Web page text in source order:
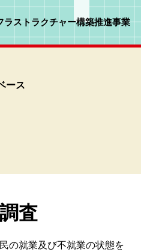
ストラクチャー構築推進事業
ース
査
の就業及び不就業の状態を